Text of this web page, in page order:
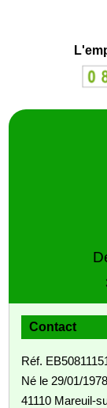
Contact
Réf.
Né le 29/01/1978
41110 Mareuil-